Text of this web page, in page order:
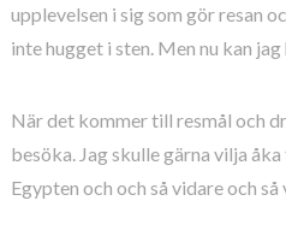
upplevelsen i sig som gör resan
inte hugget i sten. Men nu kan
När det kommer till resmål och
besöka. Jag skulle gärna vilja
Egypten och och så vidare och så